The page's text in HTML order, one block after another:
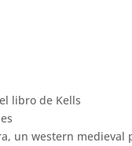
libro de Kells
un western medieval